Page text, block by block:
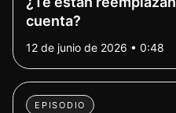
cuenta?
12 de junio de 2026 • 0:48
EPISODIO